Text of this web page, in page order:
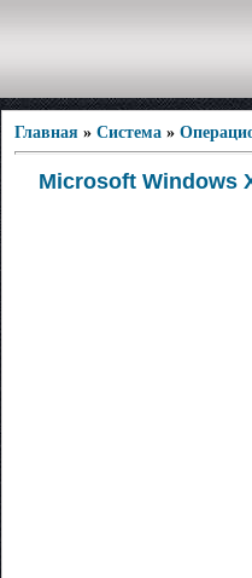
Главная » Система »
Microsoft Windows